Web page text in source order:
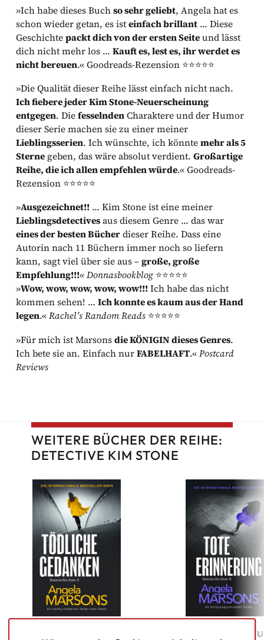
»Ich habe dieses Buchso sehr geliebt, Angela hat es
schon wieder getan, es isteinfach brillant … Diese
Geschichtepackt dich von der ersten Seiteund lässt
dich nicht mehr los …Kauft es, lest es, ihr werdet es
nicht bereuen.« Goodreads-Rezension ⭐⭐⭐⭐⭐
»Die Qualität dieser Reihe lässt einfach nicht nach.
Ich fiebere jeder Kim Stone-Neuerscheinung
entgegen. DiefesselndenCharaktere und der Humor
dieser Serie machen sie zu einer meiner
Lieblingsserien. Ich wünschte, ich könntemehr als 5
Sterne geben, das wäre absolut verdient.Großartige
Reihe, die ich allen empfehlen würde.« Goodreads-
Rezension ⭐⭐⭐⭐⭐
»Ausgezeichnet!! … Kim Stone ist eine meiner
Lieblingsdetectivesaus diesem Genre … das war
eines der besten Bücherdieser Reihe. Dass eine
Autorin nach 11 Büchern immer noch so liefern
kann, sagt viel über sie aus –große, große
Empfehlung!!!«Donnasbookblog⭐⭐⭐⭐⭐
»Wow, wow, wow, wow, wow!!!Ich habe das nicht
kommen sehen! …Ich konnte es kaum aus der Hand
legen.«Rachel’s Random Reads ⭐⭐⭐⭐⭐
»Für mich ist Marsonsdie KÖNIGIN dieses Genres.
Ich bete sie an. Einfach nurFABELHAFT.«Postcard
Reviews
WEITERE BÜCHER DER REIHE:
DETECTIVE KIM STONE
Tote